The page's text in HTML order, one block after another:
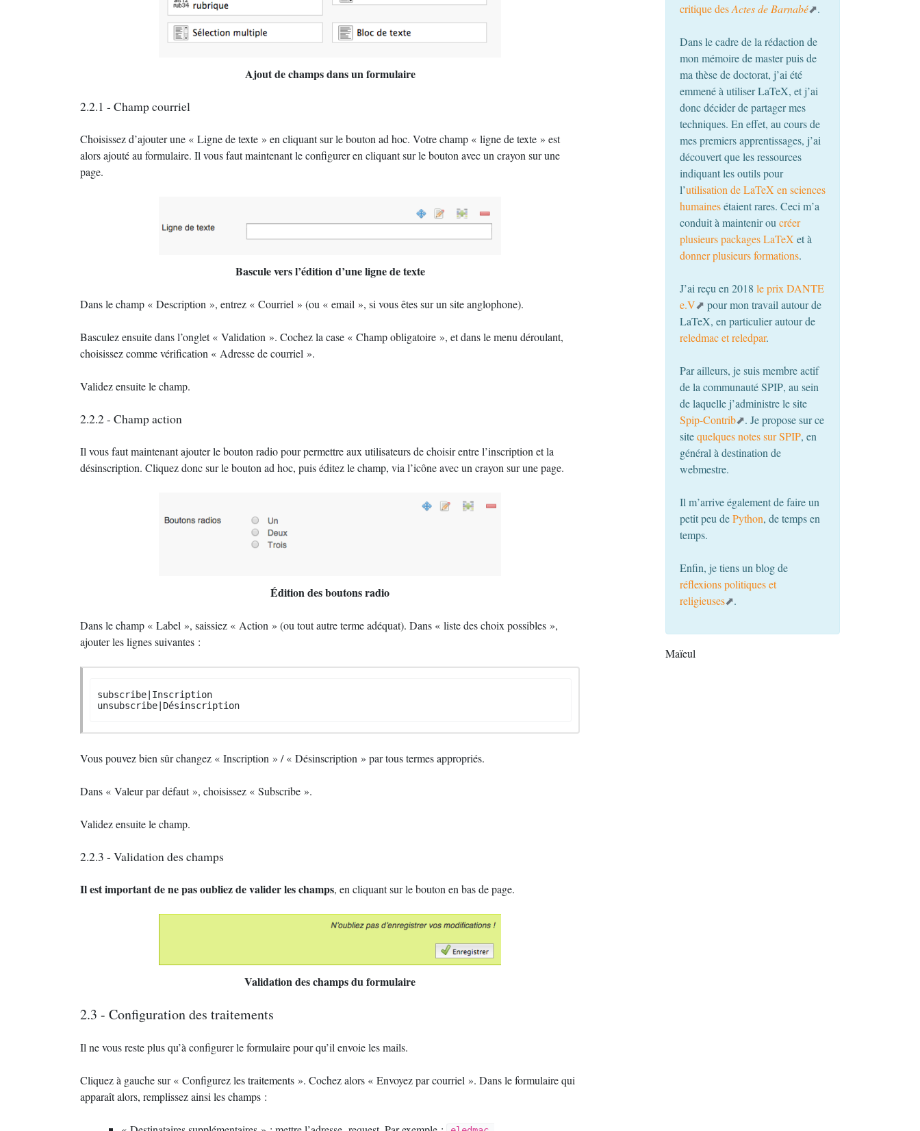
Ajout de champs dans un formulaire
2.2.1 - Champ courriel
Choisissez d’ajouter une « Ligne de texte » en cliquant sur le bouton ad hoc. Votre champ « ligne de texte » est
alors ajouté au formulaire. Il vous faut maintenant le configurer en cliquant sur le bouton avec un crayon sur une
page.
Bascule vers l’édition d’une ligne de texte
Dans le champ « Description », entrez « Courriel » (ou « email », si vous êtes sur un site anglophone).
Basculez ensuite dans l’onglet « Validation ». Cochez la case « Champ obligatoire », et dans le menu déroulant,
choisissez comme vérification « Adresse de courriel ».
Validez ensuite le champ.
2.2.2 - Champ action
Il vous faut maintenant ajouter le bouton radio pour permettre aux utilisateurs de choisir entre l’inscription et la
désinscription. Cliquez donc sur le bouton ad hoc, puis éditez le champ, via l’icône avec un crayon sur une page.
Édition des boutons radio
Dans le champ « Label », saissiez « Action » (ou tout autre terme adéquat). Dans « liste des choix possibles »,
ajouter les lignes suivantes :
subscribe|Inscription
unsubscribe|Désinscription
Vous pouvez bien sûr changez « Inscription » / « Désinscription » par tous termes appropriés.
Dans « Valeur par défaut », choisissez « Subscribe ».
Validez ensuite le champ.
2.2.3 - Validation des champs
Il est important de ne pas oubliez de valider les champs, en cliquant sur le bouton en bas de page.
Validation des champs du formulaire
2.3 - Configuration des traitements
Il ne vous reste plus qu’à configurer le formulaire pour qu’il envoie les mails.
Cliquez à gauche sur « Configurez les traitements ». Cochez alors « Envoyez par courriel ». Dans le formulaire qui
apparaît alors, remplissez ainsi les champs :
critique desActes de Barnabé .
Dans le cadre de la rédaction de
mon mémoire de master puis de
ma thèse de doctorat, j’ai été
emmené à utiliser LaTeX, et j’ai
donc décider de partager mes
techniques. En effet, au cours de
mes premiers apprentissages, j’ai
découvert que les ressources
indiquant les outils pour
l’utilisation de LaTeX en sciences
humainesétaient rares. Ceci m’a
conduit à maintenir ou créer
plusieurs packages LaTeX et à
donner plusieurs formations.
J’ai reçu en 2018 le prix DANTE
e.V
pour mon travail autour de
LaTeX, en particulier autour de
reledmac et reledpar.
Par ailleurs, je suis membre actif
de la communautéSPIP, au sein
de laquelle j’administre le site
Spip-Contrib
. Je propose sur ce
sitequelques notes surSPIP, en
général à destination de
webmestre.
Il m’arrive également de faire un
petit peu dePython, de temps en
temps.
Enfin, je tiens un blog de
réflexions politiques et
religieuses
.
Maïeul